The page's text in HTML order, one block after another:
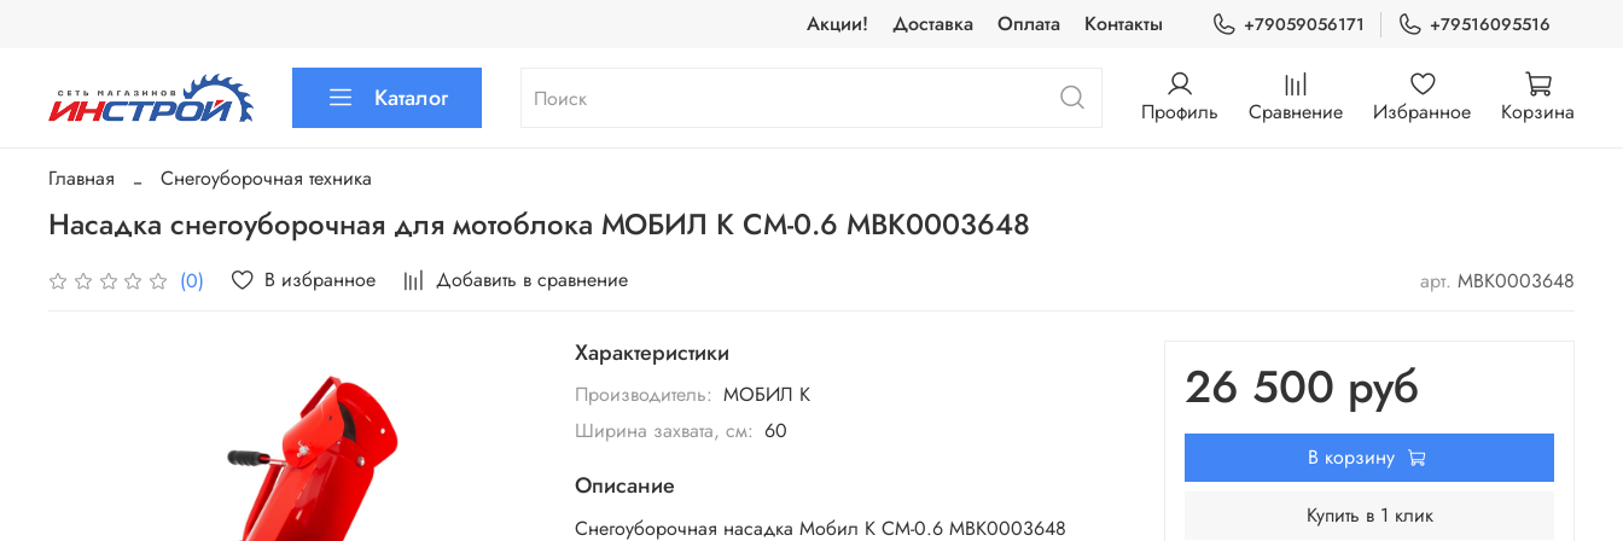
Акции! Доставка Оплата Контакты +79059056171 +79516095516
Каталог Профиль Сравнение Избранное Корзина
Главная Снегоуборочная техника
Насадка снегоуборочная для мотоблока МОБИЛ К СМ-0.6 МВК0003648
(0) В избранное Добавить в сравнение арт. МВК0003648
Характеристики
Производитель: МОБИЛ К
Ширина захвата, см: 60
Описание
Снегоуборочная насадка Мобил К СМ-0.6 MBK0003648
26 500 руб
В корзину
Купить в 1 клик